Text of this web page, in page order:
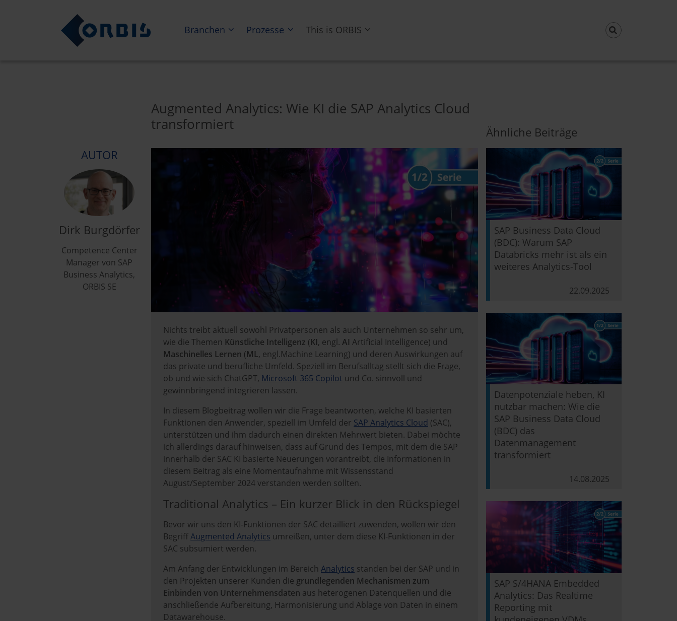
Branchen Prozesse This is ORBIS
Augmented Analytics: Wie KI die SAP Analytics Cloud
transformiert
Nichts treibt aktuell sowohl Privatpersonen als auch Unternehmen so sehr um,
wie die Themen Künstliche Intelligenz (KI, engl. AI Artificial Intelligence) und
Maschinelles Lernen (ML, engl.Machine Learning) und deren Auswirkungen auf
das private und berufliche Umfeld. Speziell im Berufsalltag stellt sich die Frage,
ob und wie sich ChatGPT, Microsoft 365 Copilot und Co. sinnvoll und
gewinnbringend integrieren lassen.
In diesem Blogbeitrag wollen wir die Frage beantworten, welche KI basierten
Funktionen den Anwender, speziell im Umfeld der SAP Analytics Cloud (SAC),
unterstützen und ihm dadurch einen direkten Mehrwert bieten. Dabei möchte
ich allerdings darauf hinweisen, dass auf Grund des Tempos, mit dem die SAP
innerhalb der SAC KI basierte Neuerungen vorantreibt, die Informationen in
diesem Beitrag als eine Momentaufnahme mit Wissensstand
August/September 2024 verstanden werden sollten.
Traditional Analytics – Ein kurzer Blick in den Rückspiegel
Bevor wir uns den KI-Funktionen der SAC detailliert zuwenden, wollen wir den
BegriffAugmented Analytics umreißen, unter dem diese KI-Funktionen in der
SAC subsumiert werden.
Am Anfang der Entwicklungen im Bereich Analytics standen bei der SAP und in
den Projekten unserer Kunden die grundlegenden Mechanismen zum
Einbinden von Unternehmensdaten aus heterogenen Datenquellen und die
anschließende Aufbereitung, Harmonisierung und Ablage von Daten in einem
Datawarehouse.
AUTOR
Dirk Burgdörfer
Competence Center
Manager von SAP
Business Analytics,
ORBIS SE
Ähnliche Beiträge
SAP Business Data Cloud
(BDC): Warum SAP
Databricks mehr ist als ein
weiteres Analytics-Tool
22.09.2025
Datenpotenziale heben, KI
nutzbar machen: Wie die
SAP Business Data Cloud
(BDC) das
Datenmanagement
transformiert
14.08.2025
SAP S/4HANA Embedded
Analytics: Das Realtime
Reporting mit